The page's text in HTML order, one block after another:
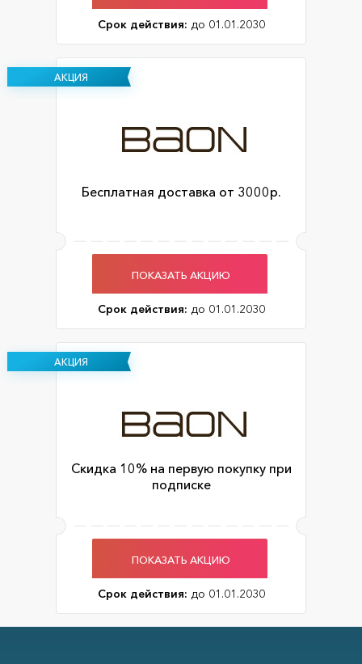
Срок действия: до 01.01.2030
АКЦИЯ
Бесплатная доставка от 3000р.
ПОКАЗАТЬ АКЦИЮ
Срок действия: до 01.01.2030
АКЦИЯ
Скидка 10% на первую покупку при
подписке
ПОКАЗАТЬ АКЦИЮ
Срок действия: до 01.01.2030